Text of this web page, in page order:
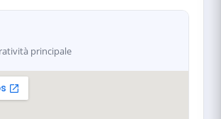
principale